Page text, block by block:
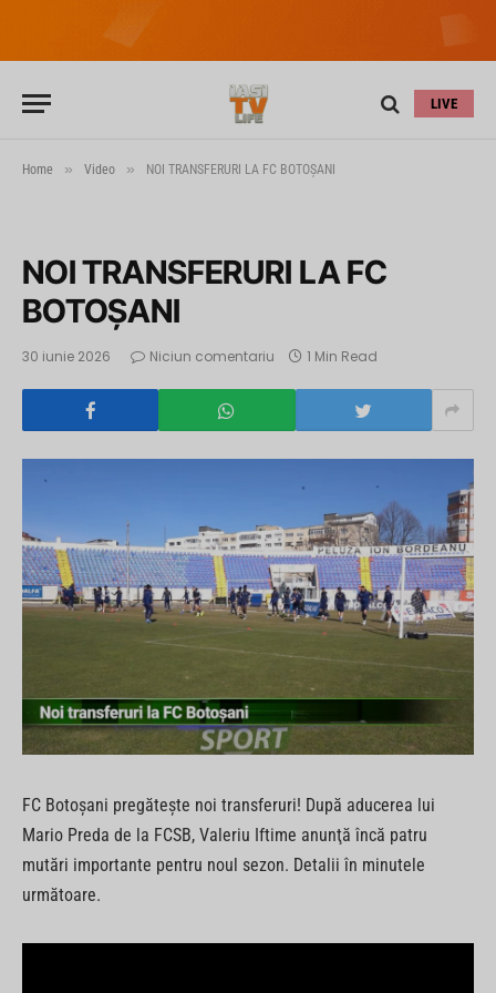
LIVE
Home » Video » NOI TRANSFERURI LA FC BOTOŞANI
NOI TRANSFERURI LA FC
BOTOŞANI
30 iunie 2026 Niciun comentariu 1 Min Read
FC Botoşani pregăteşte noi transferuri! După aducerea lui
Mario Preda de la FCSB, Valeriu Iftime anunţă încă patru
mutări importante pentru noul sezon. Detalii în minutele
următoare.